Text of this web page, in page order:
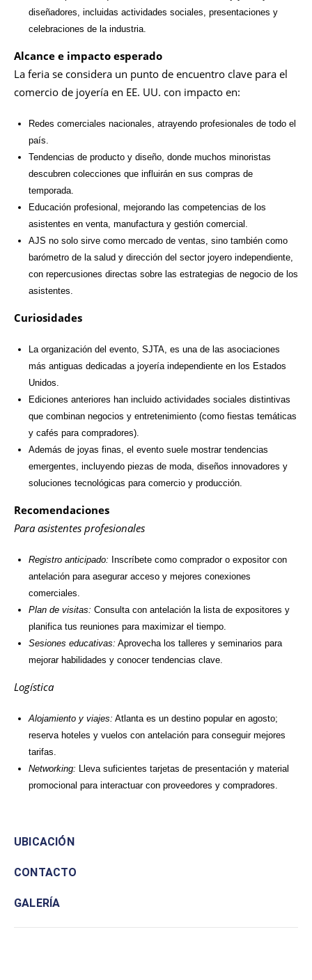
diseñadores, incluidas actividades sociales, presentaciones y
celebraciones de la industria.
Alcance e impacto esperado
La feria se considera un punto de encuentro clave para el
comercio de joyería en EE. UU. con impacto en:
Redes comerciales nacionales, atrayendo profesionales de todo el
país.
Tendencias de producto y diseño, donde muchos minoristas
descubren colecciones que influirán en sus compras de
temporada.
Educación profesional, mejorando las competencias de los
asistentes en venta, manufactura y gestión comercial.
AJS no solo sirve como mercado de ventas, sino también como
barómetro de la salud y dirección del sector joyero independiente,
con repercusiones directas sobre las estrategias de negocio de los
asistentes.
Curiosidades
La organización del evento, SJTA, es una de las asociaciones
más antiguas dedicadas a joyería independiente en los Estados
Unidos.
Ediciones anteriores han incluido actividades sociales distintivas
que combinan negocios y entretenimiento (como fiestas temáticas
y cafés para compradores).
Además de joyas finas, el evento suele mostrar tendencias
emergentes, incluyendo piezas de moda, diseños innovadores y
soluciones tecnológicas para comercio y producción.
Recomendaciones
Para asistentes profesionales
Registro anticipado: Inscríbete como comprador o expositor con
antelación para asegurar acceso y mejores conexiones
comerciales.
Plan de visitas: Consulta con antelación la lista de expositores y
planifica tus reuniones para maximizar el tiempo.
Sesiones educativas: Aprovecha los talleres y seminarios para
mejorar habilidades y conocer tendencias clave.
Logística
Alojamiento y viajes: Atlanta es un destino popular en agosto;
reserva hoteles y vuelos con antelación para conseguir mejores
tarifas.
Networking: Lleva suficientes tarjetas de presentación y material
promocional para interactuar con proveedores y compradores.
UBICACIÓN
CONTACTO
GALERÍA